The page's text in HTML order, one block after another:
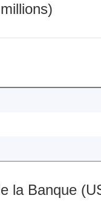
la Banque